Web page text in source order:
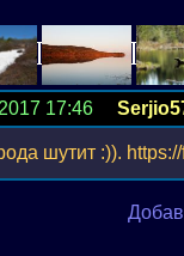
17:46
шутит :)).